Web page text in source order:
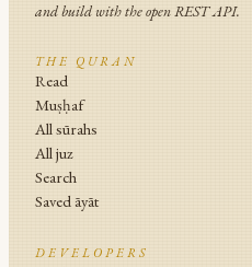
and build with the open REST API.
THE QURAN
Read
Muṣḥaf
All sūrahs
All juz
Search
Saved āyāt
DEVELOPERS